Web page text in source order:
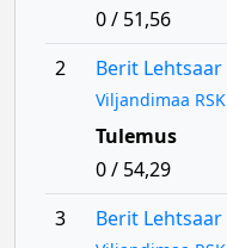
0 / 51,56
2
Berit Lehtsaar
Viljandimaa RSK
Tulemus
0 / 54,29
3
Berit Lehtsaar